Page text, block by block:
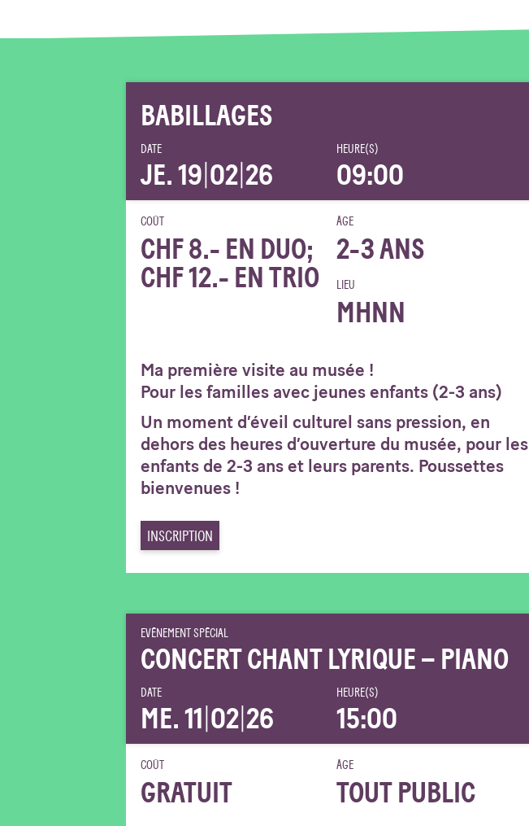
BABILLAGES
DATE
JE. 19 02 26
HEURE(S)
09:00
COÛT
CHF 8.- EN DUO;
CHF 12.- EN TRIO
ÂGE
2-3 ANS
LIEU
MHNN
Ma première visite au musée !
Pour les familles avec jeunes enfants (2-3 ans)
Un moment d’éveil culturel sans pression, en
dehors des heures d’ouverture du musée, pour les
enfants de 2-3 ans et leurs parents. Poussettes
bienvenues !
INSCRIPTION
EVÉNEMENT SPÉCIAL
CONCERT CHANT LYRIQUE – PIANO
DATE
ME. 11 02 26
HEURE(S)
15:00
COÛT
GRATUIT
ÂGE
TOUT PUBLIC